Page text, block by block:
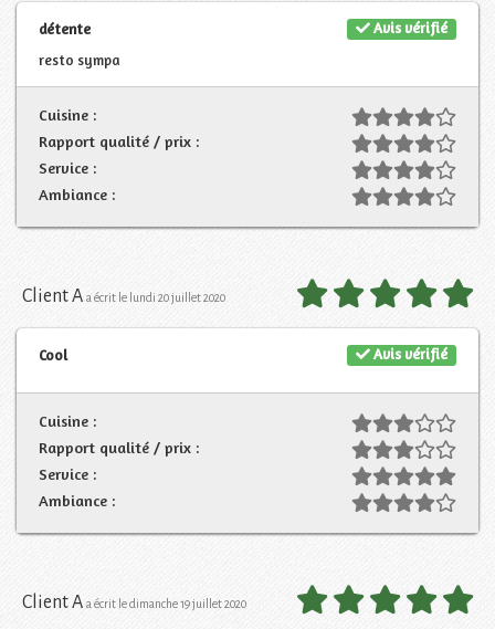
Avis vérifié
détente
resto sympa
Cuisine :
Rapport qualité / prix :
Service :
Ambiance :
Client A a écrit le lundi 20 juillet 2020
Avis vérifié
Cool
Cuisine :
Rapport qualité / prix :
Service :
Ambiance :
Client A a écrit le dimanche 19 juillet 2020